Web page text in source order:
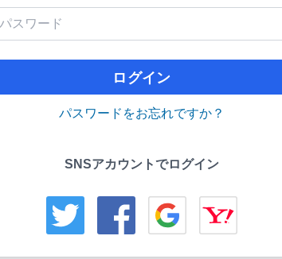
ログイン
パスワードをお忘れですか？
SNSアカウントでログイン